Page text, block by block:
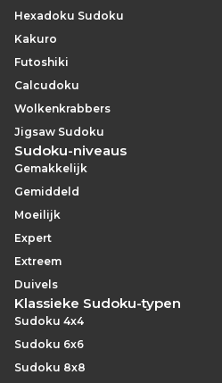
Hexadoku Sudoku
Kakuro
Futoshiki
Calcudoku
Wolkenkrabbers
Jigsaw Sudoku
Sudoku-niveaus
Gemakkelijk
Gemiddeld
Moeilijk
Expert
Extreem
Duivels
Klassieke Sudoku-typen
Sudoku 4x4
Sudoku 6x6
Sudoku 8x8